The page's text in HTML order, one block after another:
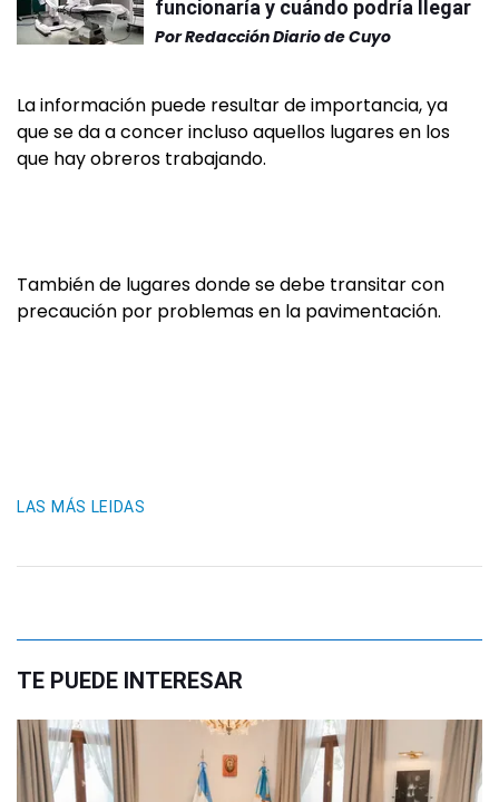
funcionaría y cuándo podría llegar
PorRedacción Diario de Cuyo
La información puede resultar de importancia, ya
que se da a concer incluso aquellos lugares en los
que hay obreros trabajando.
También de lugares donde se debe transitar con
precaución por problemas en la pavimentación.
LAS MÁS LEIDAS
TE PUEDE INTERESAR